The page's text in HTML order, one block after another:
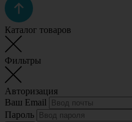
Каталог товаров
Фильтры
Авторизация
Ваш Email
Пароль